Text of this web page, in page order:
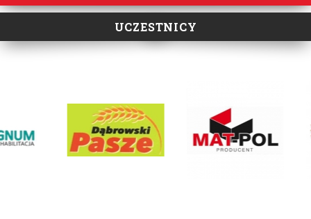
UCZESTNICY